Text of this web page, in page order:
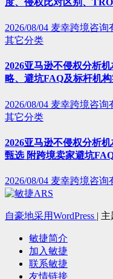
度、侵权比对区别、
2026/08/04 麦幸跨境咨询
其它分类
2026亚马逊不侵权分析
略、避坑FAQ及标杆机
2026/08/04 麦幸跨境咨询
其它分类
2026亚马逊不侵权分析
甄选 附跨境卖家避坑
2026/08/04 麦幸跨境咨询
自豪地采用WordPress | 主
敏捷简介
加入敏捷
联系敏捷
友情链接